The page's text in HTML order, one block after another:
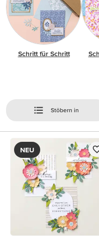
Schritt für Schritt
Stöbern in
NEU